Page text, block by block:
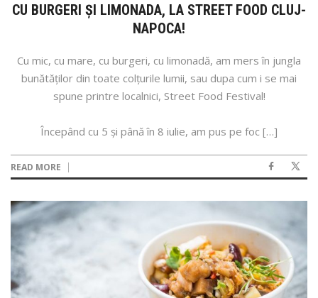
CU BURGERI ȘI LIMONADA, LA STREET FOOD CLUJ-
NAPOCA!
Cu mic, cu mare, cu burgeri, cu limonadă, am mers în jungla
bunătăților din toate colțurile lumii, sau dupa cum i se mai
spune printre localnici, Street Food Festival!
Începând cu 5 și până în 8 iulie, am pus pe foc […]
READ MORE